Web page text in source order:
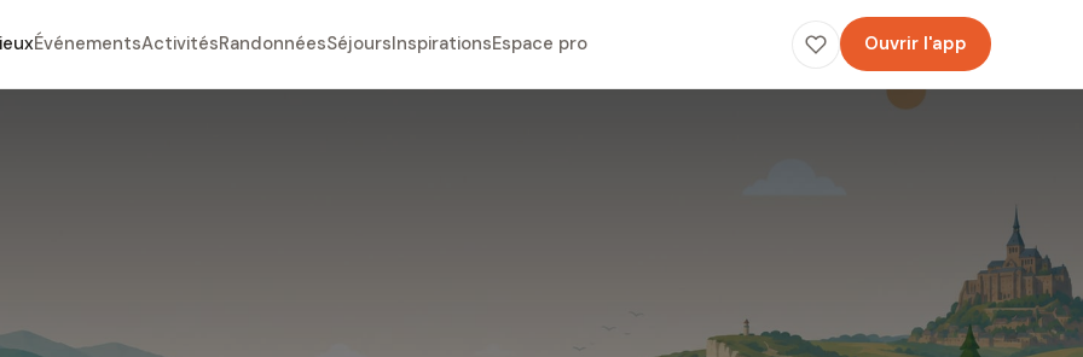
ÉvénementsActivitésRandonnéesSéjoursInspirationsEspace pro Ouvrir l'app